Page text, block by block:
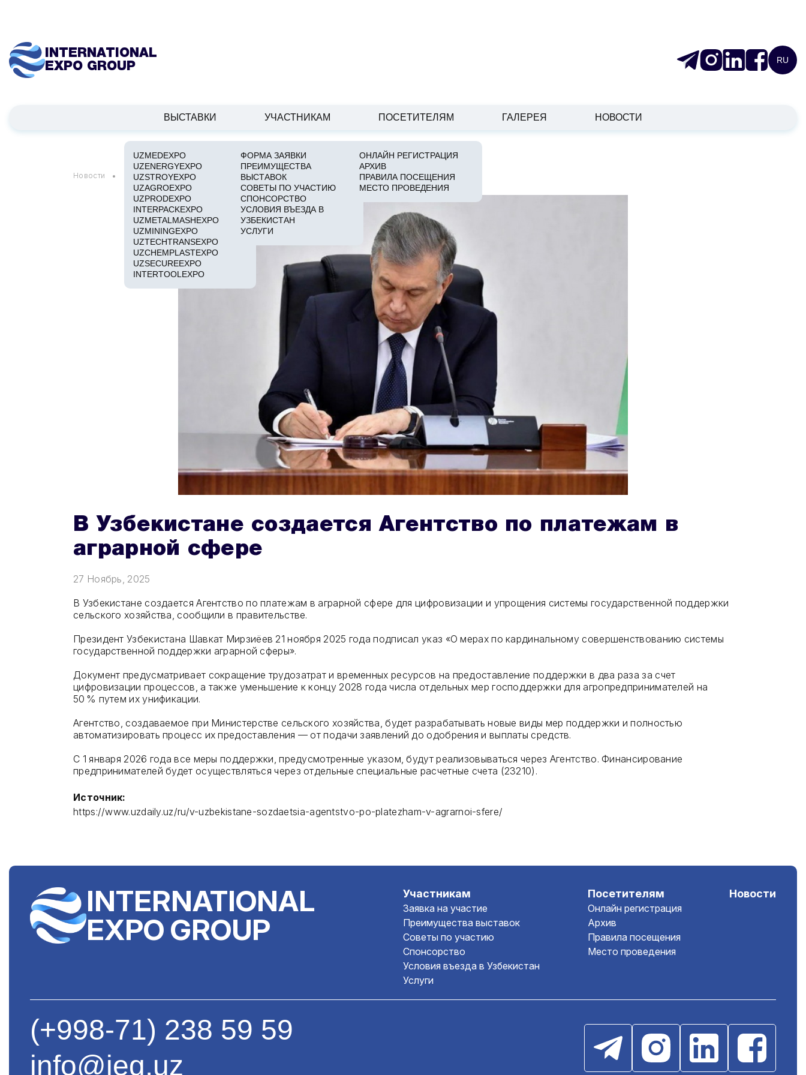
INTERNATIONAL
EXPO GROUP
RU
ВЫСТАВКИ
UZMEDEXPO
UZENERGYEXPO
UZSTROYEXPO
UZAGROEXPO
UZPRODEXPO
INTERPACKEXPO
UZMETALMASHEXPO
UZMININGEXPO
UZTECHTRANSEXPO
UZCHEMPLASTEXPO
UZSECUREEXPO
INTERTOOLEXPO
УЧАСТНИКАМ
ФОРМА ЗАЯВКИ
ПРЕИМУЩЕСТВА
ВЫСТАВОК
СОВЕТЫ ПО УЧАСТИЮ
СПОНСОРСТВО
УСЛОВИЯ ВЪЕЗДА В
УЗБЕКИСТАН
УСЛУГИ
ПОСЕТИТЕЛЯМ
ОНЛАЙН РЕГИСТРАЦИЯ
АРХИВ
ПРАВИЛА ПОСЕЩЕНИЯ
МЕСТО ПРОВЕДЕНИЯ
ГАЛЕРЕЯ НОВОСТИ
Новости В Узбекистане создается Агентство по платежам в аграрной сфере
В Узбекистане создается Агентство по платежам в
аграрной сфере
27 Ноябрь, 2025
В Узбекистане создается Агентство по платежам в аграрной сфере для цифровизации и упрощения системы государственной поддержки
сельского хозяйства, сообщили в правительстве.
Президент Узбекистана Шавкат Мирзиёев 21 ноября 2025 года подписал указ «О мерах по кардинальному совершенствованию системы
государственной поддержки аграрной сферы».
Документ предусматривает сокращение трудозатрат и временных ресурсов на предоставление поддержки в два раза за счет
цифровизации процессов, а также уменьшение к концу 2028 года числа отдельных мер господдержки для агропредпринимателей на
50 % путем их унификации.
Агентство, создаваемое при Министерстве сельского хозяйства, будет разрабатывать новые виды мер поддержки и полностью
автоматизировать процесс их предоставления — от подачи заявлений до одобрения и выплаты средств.
С 1 января 2026 года все меры поддержки, предусмотренные указом, будут реализовываться через Агентство. Финансирование
предпринимателей будет осуществляться через отдельные специальные расчетные счета (23210).
Источник:
https://www.uzdaily.uz/ru/v-uzbekistane-sozdaetsia-agentstvo-po-platezham-v-agrarnoi-sfere/
INTERNATIONAL
EXPO GROUP
Участникам
Заявка на участие
Преимущества выставок
Советы по участию
Спонсорство
Условия въезда в Узбекистан
Услуги
Посетителям
Онлайн регистрация
Архив
Правила посещения
Место проведения
Новости
(+998-71) 238 59 59
info@ieg.uz